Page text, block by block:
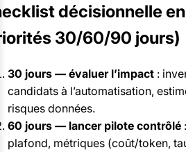
décisionnelle
30/60/90 jours)
30 jours — évaluer l’impact:
candidats à l’automatisation,
risques données.
60 jours — lancer pilote contrôlé
plafond, métriques (coût/token,